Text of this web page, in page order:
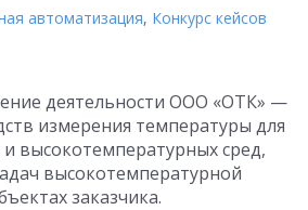
автоматизация, Конкурс кейсов
деятельности ООО «ОТК» —
измерения температуры для
и высокотемпературных сред,
высокотемпературной
заказчика.